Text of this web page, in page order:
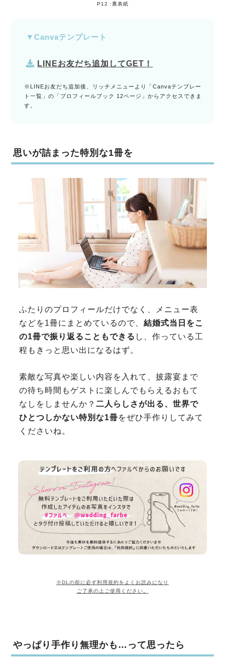
P12 :裏表紙
▼Canvaテンプレート
LINEお友だち追加してGET！
※LINEお友だち追加後、リッチメニューより「Canvaテンプレー
ト一覧」の「プロフィールブック 12ページ」からアクセスできま
す。
思いが詰まった特別な1冊を
ふたりのプロフィールだけでなく、メニュー表
などを1冊にまとめているので、結婚式当日をこ
の1冊で振り返ることもできる し、作っている工
程もきっと思い出になるはず。
素敵な写真や楽しい内容を入れて、披露宴まで
の待ち時間もゲストに楽しんでもらえるおもて
なしをしませんか？二人らしさが出る、世界で
ひとつしかない特別な1冊をぜひ手作りしてみて
くださいね。
※DLの前に必ず利用規約をよくお読みになり
ご了承の上ご使用ください。
やっぱり手作り無理かも…って思ったら